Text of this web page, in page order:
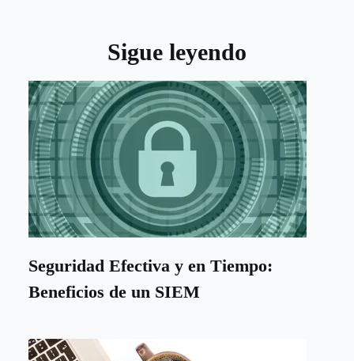
Sigue leyendo
Seguridad Efectiva y en Tiempo:
Beneficios de un SIEM